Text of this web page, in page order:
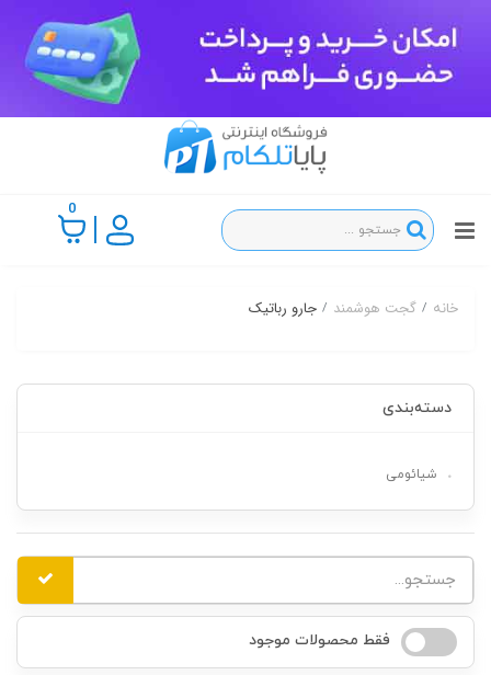
0
خانه گجت هوشمند جارو رباتیک
دسته‌بندی
شیائومی
فقط محصولات موجود